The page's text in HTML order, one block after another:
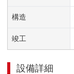
構造
竣工
設備詳細